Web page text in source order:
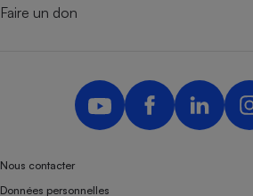
Faire un don
Nous contacter
Données personnelles